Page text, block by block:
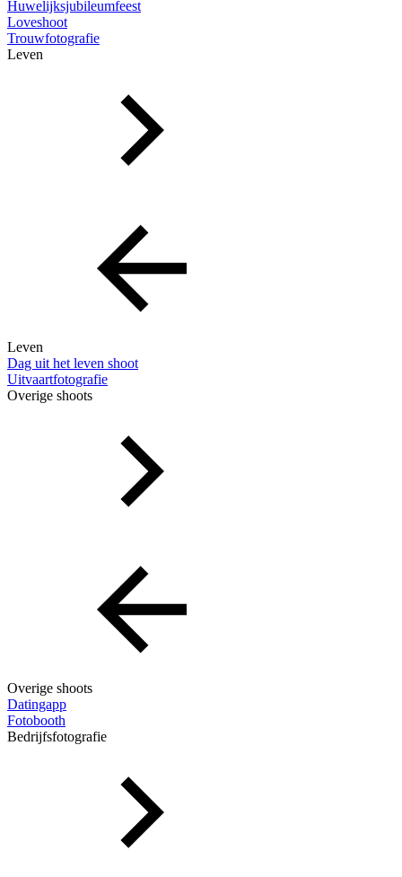
Huwelijksjubileumfeest
Loveshoot
Trouwfotografie
Leven
Leven
Dag uit het leven shoot
Uitvaartfotografie
Overige shoots
Overige shoots
Datingapp
Fotobooth
Bedrijfsfotografie